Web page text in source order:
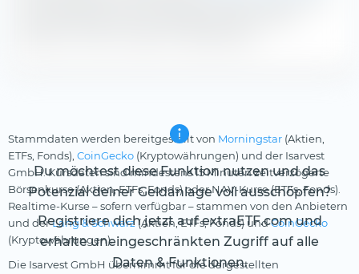
Du möchtest diese Funktion nutzen und das
Potenzial deiner Geldanlage voll ausschöpfen?
Registriere dich jetzt auf extraETF.com und
erhalte uneingeschränkten Zugriff auf alle
Daten & Funktionen.
Stammdaten werden bereitgestellt von Morningstar (Aktien,
ETFs, Fonds), CoinGecko (Kryptowährungen) und der Isarvest
GmbH. Kursdaten sind mindestens 15 Minuten zeitverzögerte
Börsenkurse (Aktien, ETFs, Fonds) oder NAV-Kurse (ETFs, Fonds).
Realtime-Kurse – sofern verfügbar – stammen von den Anbietern
und derLang & Schwarz(Aktien, ETFs, Fonds) undCoinGecko
(Kryptowährungen).
Die Isarvest GmbH übernimmt für die dargestellten